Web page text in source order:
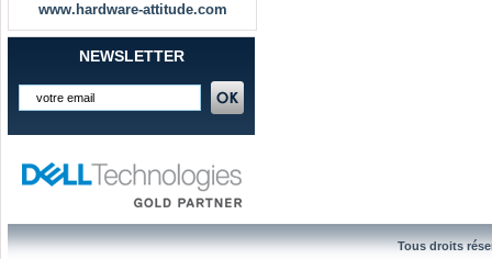
www.hardware-attitude.com
NEWSLETTER
Tous droits